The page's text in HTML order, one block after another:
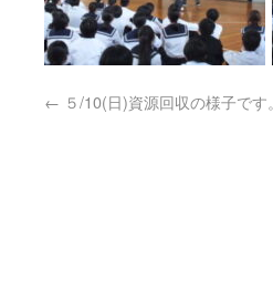
← ５/10(日)資源回収の様子です。